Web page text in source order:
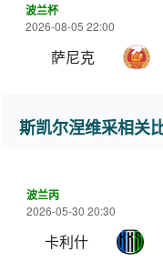
波兰杯
2026-08-05 22:00
萨尼克
斯凯尔涅维采相关
波兰丙
2026-05-30 20:30
卡利什